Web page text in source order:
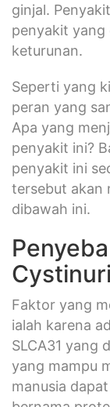
ginjal.
penyakit
keturunan.
Seperti yang
peran yang
Apa yang
penyakit ini?
penyakit ini
tersebut akan
dibawah ini.
Faktor yang
ialah karena
SLCA31 yang
yang mampu
manusia